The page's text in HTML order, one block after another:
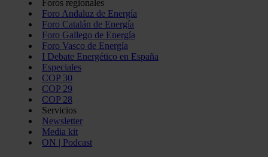
Foros regionales
Foro Andaluz de Energía
Foro Catalán de Energía
Foro Gallego de Energía
Foro Vasco de Energía
I Debate Energético en España
Especiales
COP 30
COP 29
COP 28
Servicios
Newsletter
Media kit
ON | Podcast